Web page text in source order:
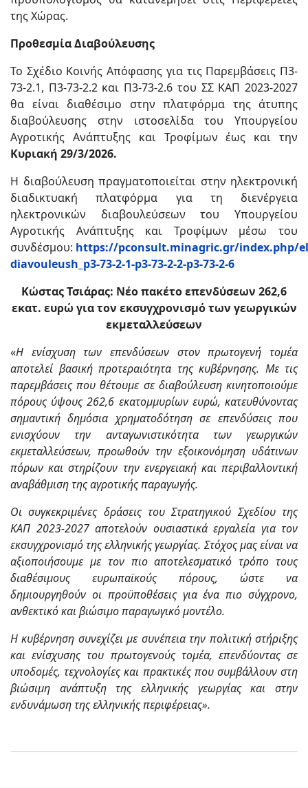
της Χώρας.
Προθεσμία Διαβούλευσης
Το Σχέδιο Κοινής Απόφασης για τις Παρεμβάσεις Π3-
73-2.1, Π3-73-2.2 και Π3-73-2.6 του ΣΣ ΚΑΠ 2023-2027
θα είναι διαθέσιμο στην πλατφόρμα της άτυπης
διαβούλευσης στην ιστοσελίδα του Υπουργείου
Αγροτικής Ανάπτυξης και Τροφίμων έως και την
Κυριακή 29/3/2026.
Η διαβούλευση πραγματοποιείται στην ηλεκτρονική
διαδικτυακή πλατφόρμα για τη διενέργεια
ηλεκτρονικών διαβουλεύσεων του Υπουργείου
Αγροτικής Ανάπτυξης και Τροφίμων μέσω του
συνδέσμου: https://pconsult.minagric.gr/index.php/
diavouleush_p3-73-2-1-p3-73-2-2-p3-73-2-6
Κώστας Τσιάρας: Νέο πακέτο επενδύσεων 262,6
εκατ. ευρώ για τον εκσυγχρονισμό των γεωργικών
εκμεταλλεύσεων
«Η ενίσχυση των επενδύσεων στον πρωτογενή τομέα
αποτελεί βασική προτεραιότητα της κυβέρνησης. Με τις
παρεμβάσεις που θέτουμε σε διαβούλευση κινητοποιούμε
πόρους ύψους 262,6 εκατομμυρίων ευρώ, κατευθύνοντας
σημαντική δημόσια χρηματοδότηση σε επενδύσεις που
ενισχύουν την ανταγωνιστικότητα των γεωργικών
εκμεταλλεύσεων, προωθούν την εξοικονόμηση υδάτινων
πόρων και στηρίζουν την ενεργειακή και περιβαλλοντική
αναβάθμιση της αγροτικής παραγωγής.
Οι συγκεκριμένες δράσεις του Στρατηγικού Σχεδίου της
ΚΑΠ 2023-2027 αποτελούν ουσιαστικά εργαλεία για τον
εκσυγχρονισμό της ελληνικής γεωργίας. Στόχος μας είναι να
αξιοποιήσουμε με τον πιο αποτελεσματικό τρόπο τους
διαθέσιμους ευρωπαϊκούς πόρους, ώστε να
δημιουργηθούν οι προϋποθέσεις για ένα πιο σύγχρονο,
ανθεκτικό και βιώσιμο παραγωγικό μοντέλο.
Η κυβέρνηση συνεχίζει με συνέπεια την πολιτική στήριξης
και ενίσχυσης του πρωτογενούς τομέα, επενδύοντας σε
υποδομές, τεχνολογίες και πρακτικές που συμβάλλουν στη
βιώσιμη ανάπτυξη της ελληνικής γεωργίας και στην
ενδυνάμωση της ελληνικής περιφέρειας».